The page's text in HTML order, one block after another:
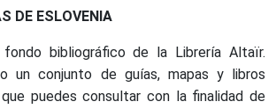
DE ESLOVENIA
bibliográfico de la Librería Altaïr.
un conjunto de guías, mapas y libros
puedes consultar con la finalidad de